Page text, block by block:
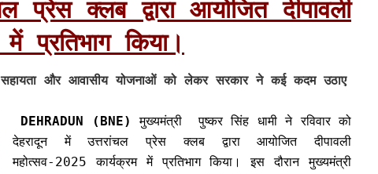
प्रेस क्लब द्वारा आयोजित दीपावली
प्रतिभाग किया।
सहायता और आवासीय योजनाओं को लेकर सरकार ने कई कदम उठाए
DEHRADUN (BNE)
मुख्यमंत्री पुष्कर सिंह धामी ने रविवार को
देहरादून में उत्तरांचल प्रेस क्लब द्वारा आयोजित दीपावली
महोत्सव-2025 कार्यक्रम में प्रतिभाग किया। इस दौरान मुख्यमंत्री